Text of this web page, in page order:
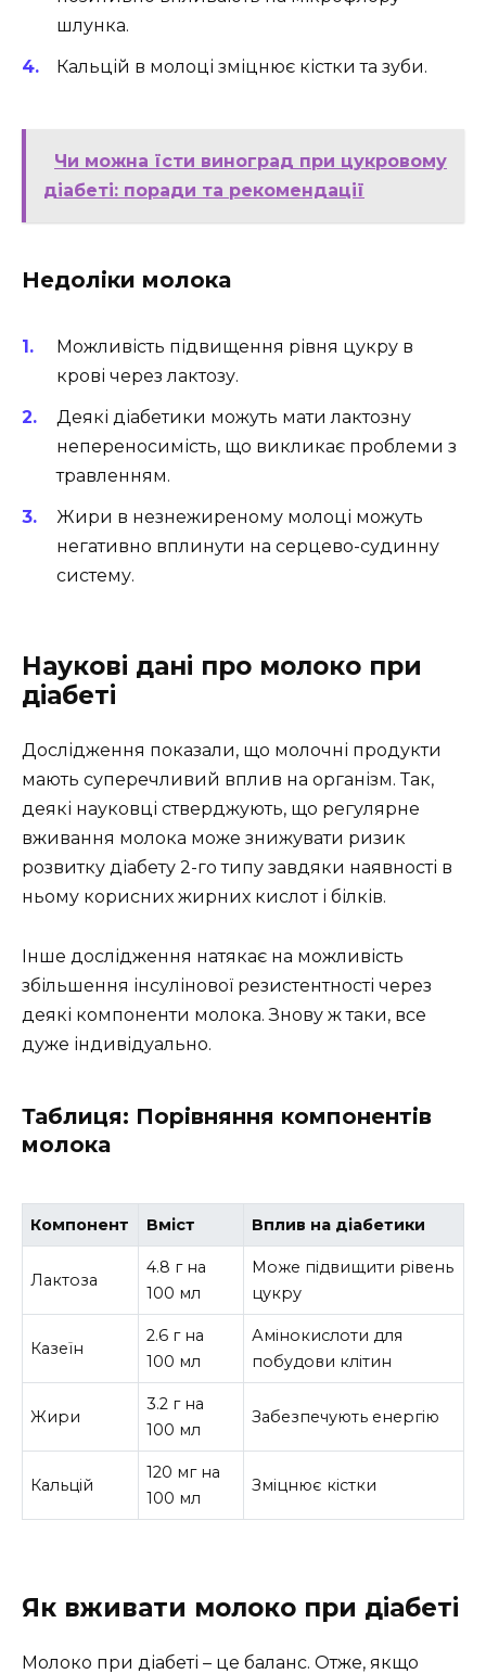
шлунка.
Кальцій в молоці зміцнює кістки та зуби.
Чи можна їсти виноград при цукровому
діабеті: поради та рекомендації
Недоліки молока
Можливість підвищення рівня цукру в
крові через лактозу.
Деякі діабетики можуть мати лактозну
непереносимість, що викликає проблеми з
травленням.
Жири в незнежиреному молоці можуть
негативно вплинути на серцево-судинну
систему.
Наукові дані про молоко при
діабеті
Дослідження показали, що молочні продукти
мають суперечливий вплив на організм. Так,
деякі науковці стверджують, що регулярне
вживання молока може знижувати ризик
розвитку діабету 2-го типу завдяки наявності в
ньому корисних жирних кислот і білків.
Інше дослідження натякає на можливість
збільшення інсулінової резистентності через
деякі компоненти молока. Знову ж таки, все
дуже індивідуально.
Таблиця: Порівняння компонентів
молока
Компонент Вміст Вплив на діабетики
Лактоза
4.8 г на
100 мл
Може підвищити рівень
цукру
Казеїн
2.6 г на
100 мл
Амінокислоти для
побудови клітин
Жири
3.2 г на
100 мл
Забезпечують енергію
Кальцій
120 мг на
100 мл
Зміцнює кістки
Як вживати молоко при діабеті
Молоко при діабеті – це баланс. Отже, якщо